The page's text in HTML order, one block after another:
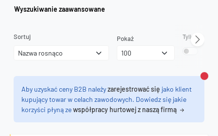
Wyszukiwanie zaawansowane
Sortuj Pokaż Tylko
Aby uzyskać ceny B2B należyzarejestrować się jako klient
kupujący towar w celach zawodowych. Dowiedz się jakie
korzyści płyną zewspółpracy hurtowej z naszą firmą